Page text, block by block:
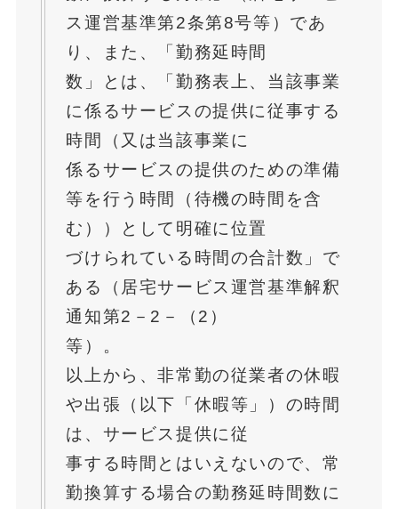
ス運営基準第2条第8号等）であ
り、また、「勤務延時間
数」とは、「勤務表上、当該事業
に係るサービスの提供に従事する
時間（又は当該事業に
係るサービスの提供のための準備
等を行う時間（待機の時間を含
む））として明確に位置
づけられている時間の合計数」で
ある（居宅サービス運営基準解釈
通知第2－2－（2）
等）。
以上から、非常勤の従業者の休暇
や出張（以下「休暇等」）の時間
は、サービス提供に従
事する時間とはいえないので、常
勤換算する場合の勤務延時間数に